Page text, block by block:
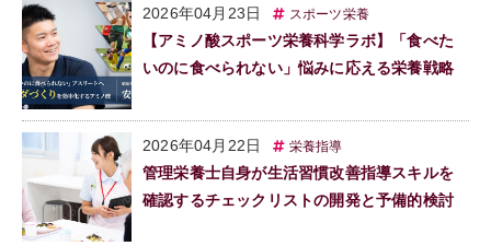
2026年04月23日 スポーツ栄養
【アミノ酸スポーツ栄養科学ラボ】「食べた
いのに食べられない」悩みに応える栄養戦略
2026年04月22日 栄養指導
管理栄養士自身が生活習慣改善指導スキルを
確認するチェックリストの開発と予備的検討